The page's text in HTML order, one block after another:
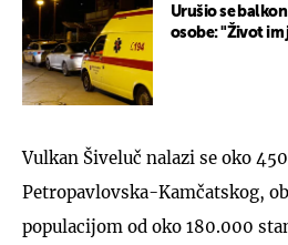
Urušio se
osobe: "Život im
Vulkan Šiveluč nalazi se oko
Petropavlovska-Kamčatskog,
populacijom od oko 180.000